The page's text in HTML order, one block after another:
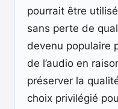
pourrait être
sans perte de
devenu populaire
de l’audio en
préserver la
choix privilégié